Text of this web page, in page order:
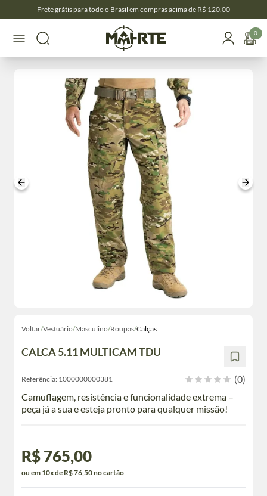
Frete grátis para todo o Brasil em compras acima de R$ 120,00
0
Voltar/Vestuário/Masculino/Roupas/Calças
CALCA 5.11 MULTICAM TDU
Referência: 1000000000381
(0)
Camuflagem, resistência e funcionalidade extrema –
peça já a sua e esteja pronto para qualquer missão!
R$ 765,00
ou em 10x de R$ 76,50 no cartão